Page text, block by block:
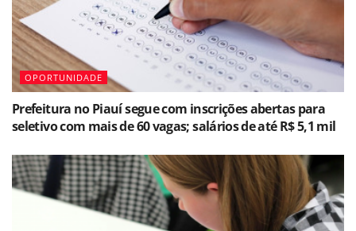
OPORTUNIDADE
Prefeitura no Piauí segue com inscrições abertas para
seletivo com mais de 60 vagas; salários de até R$ 5,1 mil